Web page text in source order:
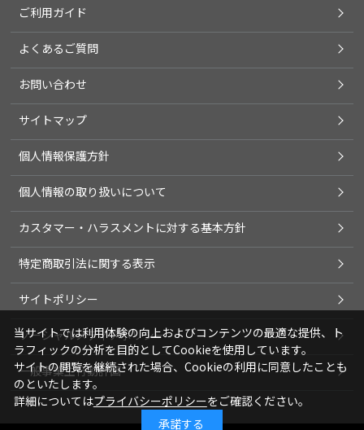
ご利用ガイド
よくあるご質問
お問い合わせ
サイトマップ
個人情報保護方針
個人情報の取り扱いについて
カスタマー・ハラスメントに対する基本方針
特定商取引法に関する表示
サイトポリシー
ソーシャルメディアポリシー
一般事業主行動計画
当サイトでは利用体験の向上およびコンテンツの最適な提供、ト
ラフィックの分析を目的としてCookieを使用しています。
サイトの閲覧を継続された場合、Cookieの利用に同意したことも
のといたします。
詳細についてはプライバシーポリシーをご確認ください。
承諾する